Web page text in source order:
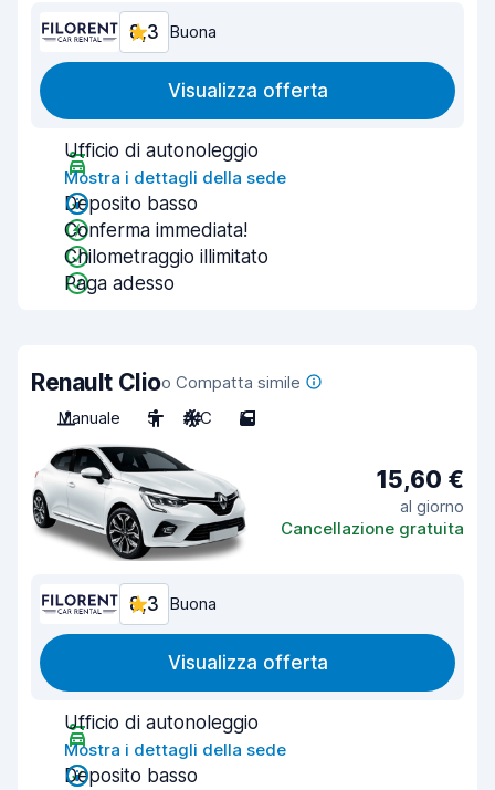
8,3 Buona
Visualizza offerta
Ufficio di autonoleggio
Mostra i dettagli della sede
Deposito basso
Conferma immediata!
Chilometraggio illimitato
Paga adesso
Renault Clioo Compatta simile
Manuale
5 A/C 5
15,60 €
al giorno
Cancellazione gratuita
8,3 Buona
Visualizza offerta
Ufficio di autonoleggio
Mostra i dettagli della sede
Deposito basso